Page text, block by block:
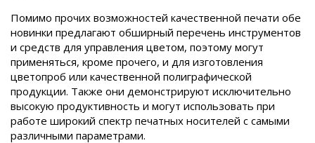
Помимо прочих возможностей качественной печати обе
новинки предлагают обширный перечень инструментов
и средств для управления цветом, поэтому могут
применяться, кроме прочего, и для изготовления
цветопроб или качественной полиграфической
продукции. Также они демонстрируют исключительно
высокую продуктивность и могут использовать при
работе широкий спектр печатных носителей с самыми
различными параметрами.